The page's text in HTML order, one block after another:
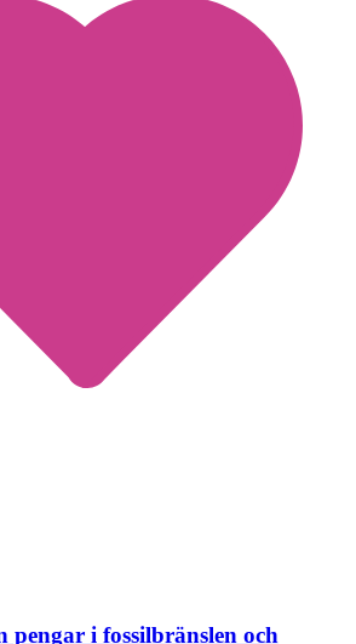
pengar i fossilbränslen och